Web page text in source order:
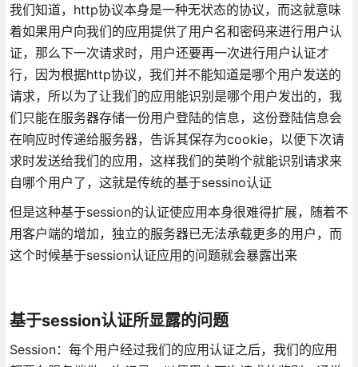
我们知道，http协议本身是一种无状态的协议，而这就意味
着如果用户向我们的应用提供了用户名和密码来进行用户认
证，那么下一次请求时，用户还要再一次进行用户认证才
行，因为根据http协议，我们并不能知道是哪个用户发送的
请求，所以为了让我们的应用能识别是哪个用户发出的，我
们只能在服务器存储一份用户登陆的信息，这份登陆信息会
在响应时传递给服务器，告诉其保存为cookie，以便下次请
求时发送给我们的应用，这样我们的英哟个就能识别请求来
自哪个用户了，这就是传统的基于sessino认证
但是这种基于session的认证使应用本身很难得扩展，随着不
用客户端的增加，独立的服务器已无法承载更多的用户，而
这个时候基于session认证应用的问题就会暴露出来
基于session认证所显露的问题
Session：每个用户经过我们的应用认证之后，我们的应用